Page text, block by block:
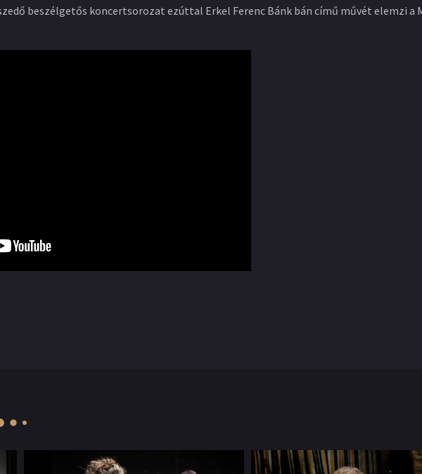
beszélgetős koncertsorozat ezúttal Erkel Ferenc Bánk bán című művét elemzi a